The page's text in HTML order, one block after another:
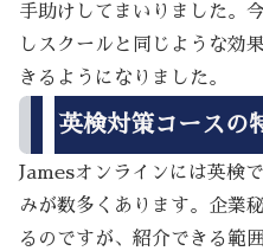
手助けしてまいりました。
しスクールと同じような効
きるようになりました。
英検対策コースの
Jamesオンラインには英検
みが数多くあります。企業
るのですが、紹介できる範